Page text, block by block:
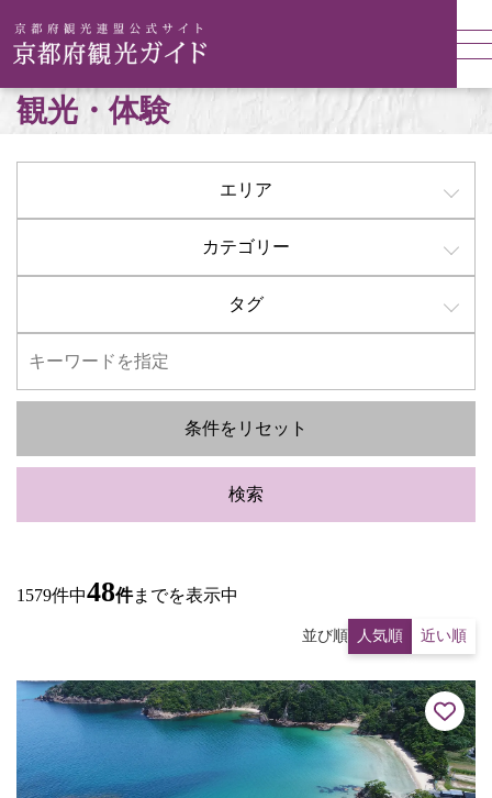
観光・体験
エリア
カテゴリー
タグ
条件をリセット
検索
1579件中48件までを表示中
並び順 人気順 近い順